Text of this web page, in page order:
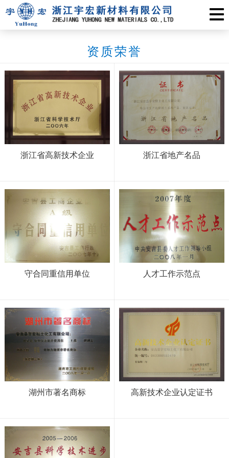
资质荣誉
浙江省高新技术企业 浙江省地产名品
守合同重信用单位 人才工作示范点
湖州市著名商标 高新技术企业认定证书